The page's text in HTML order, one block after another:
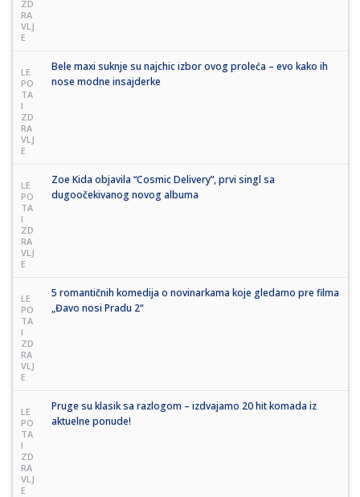
ZD
RA
VLJ
E
LE
PO
TA
I
ZD
RA
VLJ
E
Bele maxi suknje su najchic izbor ovog proleća – evo kako ih
nose modne insajderke
LE
PO
TA
I
ZD
RA
VLJ
E
Zoe Kida objavila “Cosmic Delivery”, prvi singl sa
dugoočekivanog novog albuma
LE
PO
TA
I
ZD
RA
VLJ
E
5 romantičnih komedija o novinarkama koje gledamo pre filma
„Đavo nosi Pradu 2“
LE
PO
TA
I
ZD
RA
VLJ
E
Pruge su klasik sa razlogom – izdvajamo 20 hit komada iz
aktuelne ponude!